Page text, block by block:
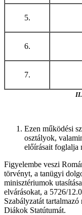
5.
6.
7.
Ezen működési
osztályok,
előírásait foglalja
Figyelembe veszi
törvényt, a tanügyi
minisztériumok
elvárásokat, a 5726/
Szabályzatát
Diákok Statútumát.